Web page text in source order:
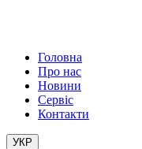
Головна
Про нас
Новини
Сервіс
Контакти
УКР